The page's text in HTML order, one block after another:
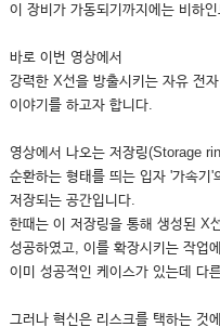
이 장비가 가동되기까지에는 비하
바로 이번 영상에서
강력한 X선을 방출시키는 자유 전
이야기를 하고자 합니다.
영상에서 나오는 저장링(Storage
순환하는 형태를 띄는 입자 '가속기
저장되는 공간입니다.
한때는 이 저장링을 통해 생성된 X
성공하였고, 이를 확장시키는 작업
이미 성공적인 케이스가 있는데 다
그러나 혁신은 리스크를 택하는 것